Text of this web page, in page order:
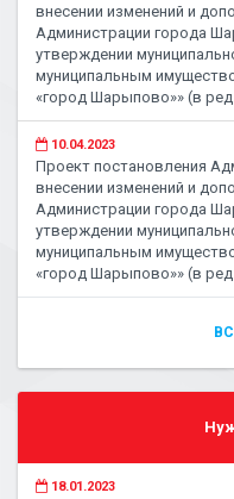
внесении изменений и
Администрации города
утверждении
муниципальным
«город Шарыпово»» (в
10.04.2023
Проект постановления
внесении изменений и
Администрации города
утверждении
муниципальным
«город Шарыпово»» (в
18.01.2023